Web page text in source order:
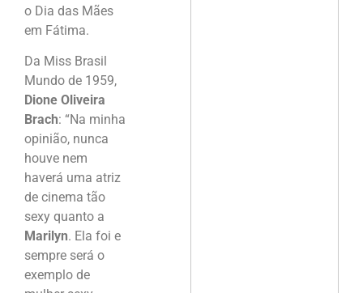
o Dia das Mães
em Fátima.
Da Miss Brasil
Mundo de 1959,
Dione Oliveira
Brach: “Na minha
opinião, nunca
houve nem
haverá uma atriz
de cinema tão
sexy quanto a
Marilyn. Ela foi e
sempre será o
exemplo de